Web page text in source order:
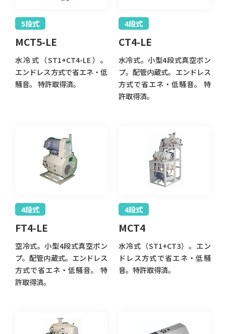
5段式
MCT5-LE
水冷式（ST1+CT4-LE）。
エンドレス方式で省エネ・低
騒音。 特許取得済。
4段式
CT4-LE
水冷式。小型4段式真空ポン
プ。配管内蔵式。エンドレス
方式で省エネ・低騒音。 特
許取得済。
4段式
FT4-LE
空冷式。小型4段式真空ポン
プ。配管内蔵式。エンドレス
方式で省エネ・低騒音。 特
許取得済。
4段式
MCT4
水冷式（ST1+CT3）。エン
ドレス方式で省エネ・低騒
音。特許取得済。